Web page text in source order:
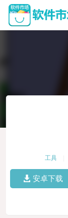
工具
安卓下载